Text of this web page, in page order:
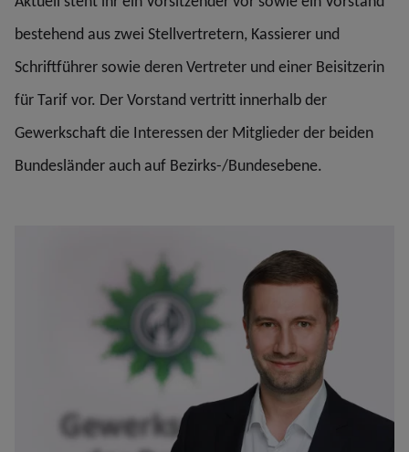
bestehend aus zwei Stellvertretern, Kassierer und
Schriftführer sowie deren Vertreter und einer Beisitzerin
für Tarif vor. Der Vorstand vertritt innerhalb der
Gewerkschaft die Interessen der Mitglieder der beiden
Bundesländer auch auf Bezirks-/Bundesebene.